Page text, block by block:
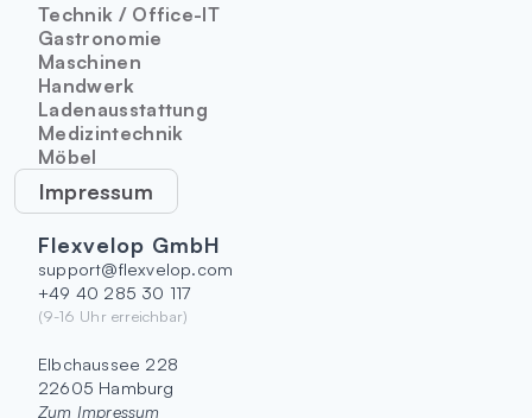
Technik / Office-IT
Gastronomie
Maschinen
Handwerk
Ladenausstattung
Medizintechnik
Möbel
Impressum
Flexvelop GmbH
support@flexvelop.com
+49 40 285 30 117
(9-16 Uhr erreichbar)
Elbchaussee 228
22605 Hamburg
Zum Impressum